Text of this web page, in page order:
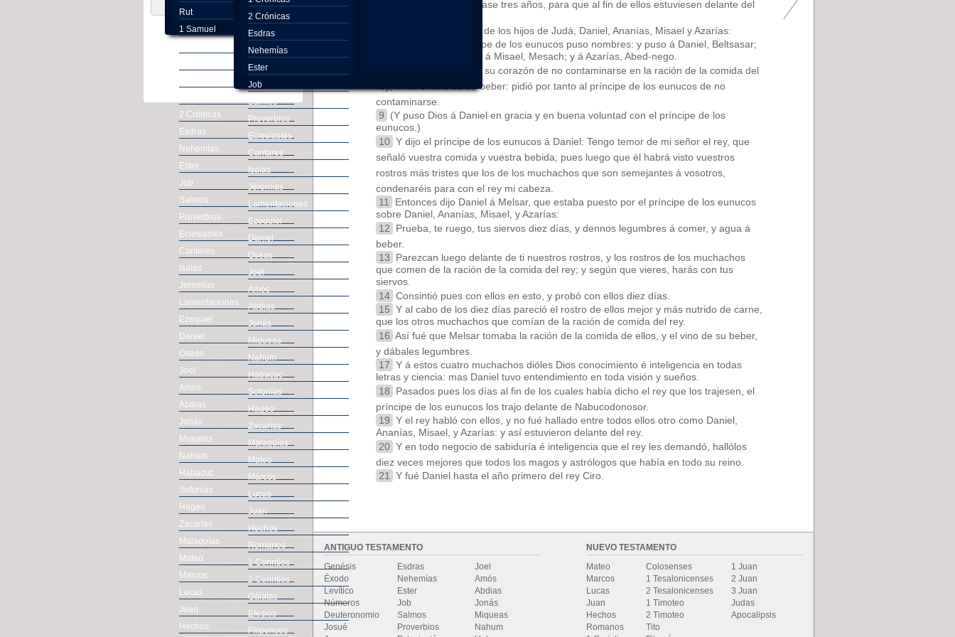
de su beber: que los criase tres años, para que al fin de ellos estuviesen delante del
Y fueron entre ellos, de los hijos de Judá, Daniel, Ananías, Misael y Azarías:
A los cuales el príncipe de los eunucos puso nombres: y puso á Daniel, Beltsasar;
y á Ananías, Sadrach; y á Misael, Mesach; y á Azarías, Abed-nego.
Y Daniel propuso en su corazón de no contaminarse en la ración de la comida del
rey, ni en el vino de su beber: pidió por tanto al príncipe de los eunucos de no
contaminarse.
9
(Y puso Dios á Daniel en gracia y en buena voluntad con el príncipe de los
eunucos.)
10 Y dijo el príncipe de los eunucos á Daniel: Tengo temor de mi señor el rey, que
señaló vuestra comida y vuestra bebida; pues luego que él habrá visto vuestros
rostros más tristes que los de los muchachos que son semejantes á vosotros,
condenaréis para con el rey mi cabeza.
11
Entonces dijo Daniel á Melsar, que estaba puesto por el príncipe de los eunucos
sobre Daniel, Ananías, Misael, y Azarías:
12
Prueba, te ruego, tus siervos diez días, y dennos legumbres á comer, y agua á
beber.
13
Parezcan luego delante de ti nuestros rostros, y los rostros de los muchachos
que comen de la ración de la comida del rey; y según que vieres, harás con tus
siervos.
14 Consintió pues con ellos en esto, y probó con ellos diez días.
15 Y al cabo de los diez días pareció el rostro de ellos mejor y más nutrido de carne,
que los otros muchachos que comían de la ración de comida del rey.
16 Así fué que Melsar tomaba la ración de la comida de ellos, y el vino de su beber,
y dábales legumbres.
17 Y á estos cuatro muchachos dióles Dios conocimiento é inteligencia en todas
letras y ciencia: mas Daniel tuvo entendimiento en toda visión y sueños.
18
Pasados pues los días al fin de los cuales había dicho el rey que los trajesen, el
príncipe de los eunucos los trajo delante de Nabucodonosor.
19 Y el rey habló con ellos, y no fué hallado entre todos ellos otro como Daniel,
Ananías, Misael, y Azarías: y así estuvieron delante del rey.
20 Y en todo negocio de sabiduría é inteligencia que el rey les demandó, hallólos
diez veces mejores que todos los magos y astrólogos que había en todo su reino.
21
Y fué Daniel hasta el año primero del rey Ciro.
ANTIGUO TESTAMENTO
Genésis
Éxodo
Levítico
Números
Deuteronomio
Josué
Esdras
Nehemías
Ester
Job
Salmos
Proverbios
Joel
Amós
Abdias
Jonás
Miqueas
Nahum
NUEVO TESTAMENTO
Mateo
Marcos
Lucas
Juan
Hechos
Romanos
Colosenses
1 Tesalonicenses
2 Tesalonicenses
1 Timoteo
2 Timoteo
Tito
1 Juan
2 Juan
3 Juan
Judas
Apocalipsis
Rut
1 Samuel
2 Crónicas
Esdras
Nehemías
Ester
Job
Salmos
Proverbios
Eclesiastés
Cantares
Isaías
Jeremías
Lamentaciones
Ezequiel
Daniel
Oseas
Joel
Amós
Abdias
Jonás
Miqueas
Nahum
Habacuc
Sofonías
Hageo
Zacarías
Malaquías
Mateo
Marcos
Lucas
Juan
Hechos
2 Crónicas
Esdras
Nehemías
Ester
Job
Salmos
Proverbios
Eclesiastés
Cantares
Isaías
Jeremías
Lamentaciones
Ezequiel
Daniel
Oseas
Joel
Amós
Abdias
Jonás
Miqueas
Nahum
Habacuc
Sofonías
Hageo
Zacarías
Malaquías
Mateo
Marcos
Lucas
Juan
Hechos
Romanos
1 Corintios
2 Corintios
Gálatas
Efesios
Filipenses